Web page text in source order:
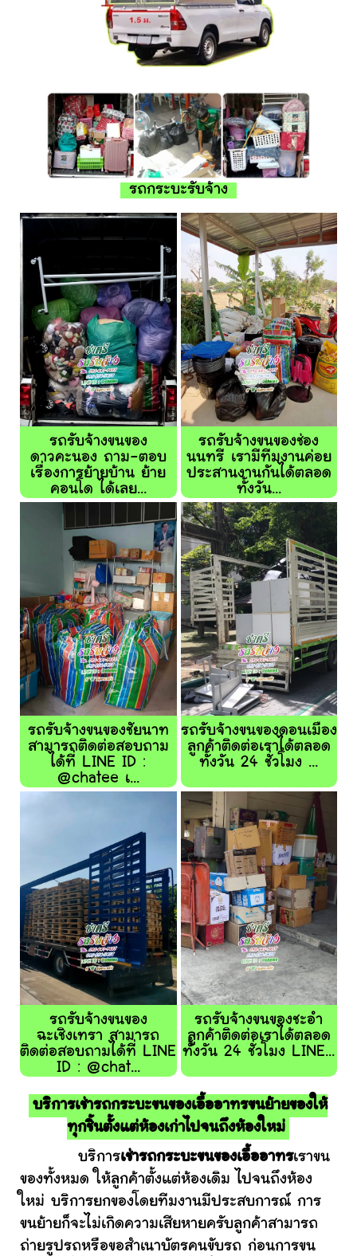
รถกระบะรับจ้าง
รถรับจ้างขนของ
ดาวคะนอง ถาม-ตอบ
เรื่องการย้ายบ้าน ย้าย
คอนโด ได้เลย...
รถรับจ้างขนของช่อง
นนทรี เรามีทีมงานค่อย
ประสานงานกันได้ตลอด
ทั้งวัน...
รถรับจ้างขนของชัยนาท
สามารถติดต่อสอบถาม
ได้ที่ LINE ID :
@chatee เ...
รถรับจ้างขนของดอนเมือง
ลูกค้าติดต่อเราได้ตลอด
ทั้งวัน 24 ชั่วโมง ...
รถรับจ้างขนของ
ฉะเชิงเทรา สามารถ
ติดต่อสอบถามได้ที่ LINE
ID : @chat...
รถรับจ้างขนของชะอำ
ลูกค้าติดต่อเราได้ตลอด
ทั้งวัน 24 ชั่วโมง LINE...
บริการเช่ารถกระบะขนของเอื้ออาทรขนย้ายของให้
ทุกชิ้นตั้งแต่ห้องเก่าไปจนถึงห้องใหม่
บริการเช่ารถกระบะขนของเอื้ออาทรเราขน
ของทั้งหมด ให้ลูกค้าตั้งแต่ห้องเดิม ไปจนถึงห้อง
ใหม่ บริการยกของโดยทีมงานมีประสบการณ์ การ
ขนย้ายก็จะไม่เกิดความเสียหายครับลูกค้าสามารถ
ถ่ายรูปรถหรือขอสำเนาบัตรคนขับรถ ก่อนการขน